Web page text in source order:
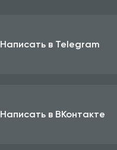
Написать в Telegram
Написать в ВКонтакте